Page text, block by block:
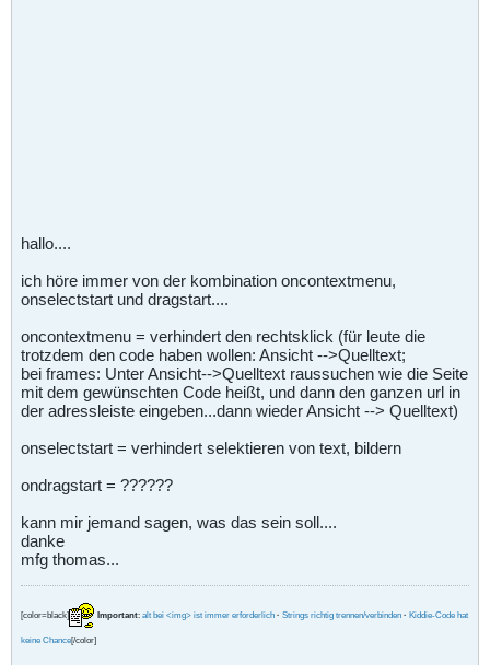
hallo....
ich höre immer von der kombination oncontextmenu,
onselectstart und dragstart....
oncontextmenu = verhindert den rechtsklick (für leute die
trotzdem den code haben wollen: Ansicht -->Quelltext;
bei frames: Unter Ansicht-->Quelltext raussuchen wie die Seite
mit dem gewünschten Code heißt, und dann den ganzen url in
der adressleiste eingeben...dann wieder Ansicht --> Quelltext)
onselectstart = verhindert selektieren von text, bildern
ondragstart = ??????
kann mir jemand sagen, was das sein soll....
danke
mfg thomas...
[color=black] Important: alt bei <img> ist immer erforderlich · Strings richtig trennen/verbinden · Kiddie-Code hat
keine Chance[/color]